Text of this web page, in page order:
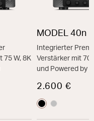
75 W, 8K
MODEL 40n
Integrierter
Verstärker mit 70
und Powered by
2.600 €